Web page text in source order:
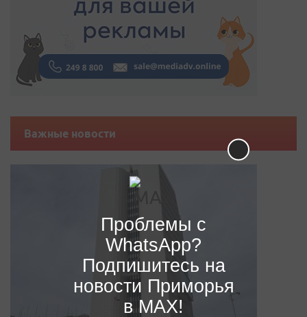
Важные новости
Проблемы с
WhatsApp?
Подпишитесь на
новости Приморья
в MAX!